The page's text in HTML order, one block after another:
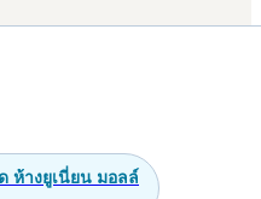
ห้างยูเนี่ยน มอลล์